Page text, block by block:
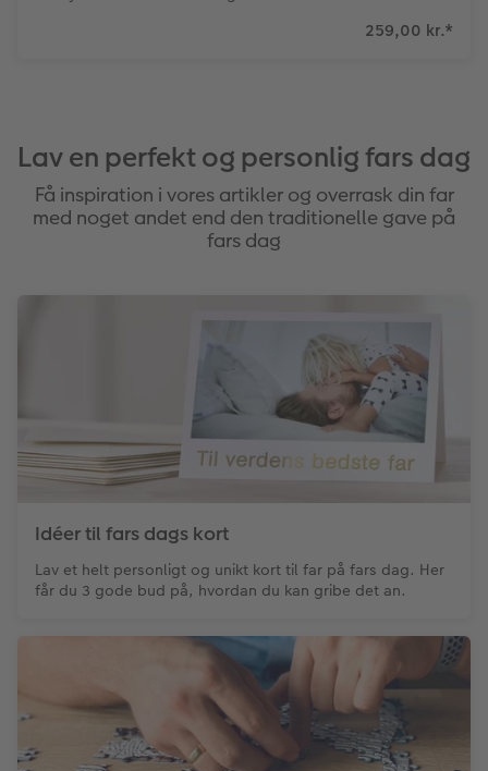
259,00 kr.*
Lav en perfekt og personlig fars dag
Få inspiration i vores artikler og overrask din far
med noget andet end den traditionelle gave på
fars dag
Idéer til fars dags kort
Lav et helt personligt og unikt kort til far på fars dag. Her
får du 3 gode bud på, hvordan du kan gribe det an.